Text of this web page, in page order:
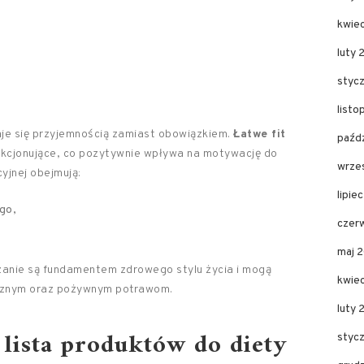
się przyjemnością zamiast obowiązkiem. Łatwe fit
co pozytywnie wpływa na motywację do
obejmują:
są fundamentem zdrowego stylu życia i mogą
oraz pożywnym potrawom.
lista produktów do diety
luty
maj
luty